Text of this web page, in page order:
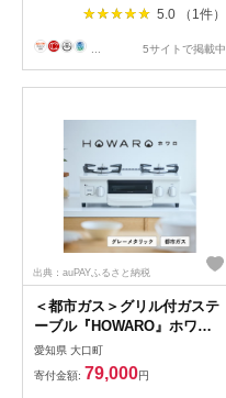
5.0 （1件）
5サイトで掲載中
出典：auPAYふるさと納税
＜都市ガス＞グリル付ガステ
ーブル『HOWARO』ホワロ
(点火つまみ:グレーメタリッ
ク)幅56cm【1624006】
愛知県 大口町
寄付金額: 79,000円